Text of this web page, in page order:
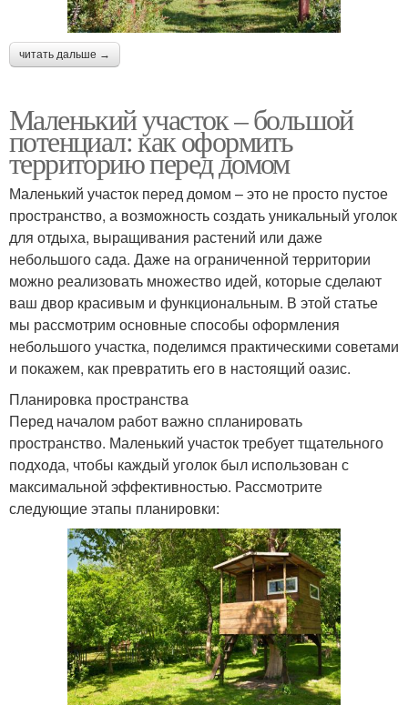
читать дальше →
Маленький участок – большой
потенциал: как оформить
территорию перед домом
Маленький участок перед домом – это не просто пустое
пространство, а возможность создать уникальный уголок
для отдыха, выращивания растений или даже
небольшого сада. Даже на ограниченной территории
можно реализовать множество идей, которые сделают
ваш двор красивым и функциональным. В этой статье
мы рассмотрим основные способы оформления
небольшого участка, поделимся практическими советами
и покажем, как превратить его в настоящий оазис.
Планировка пространства
Перед началом работ важно спланировать
пространство. Маленький участок требует тщательного
подхода, чтобы каждый уголок был использован с
максимальной эффективностью. Рассмотрите
следующие этапы планировки: